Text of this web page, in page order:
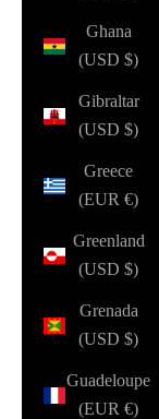
Ghana
(USD $)
Gibraltar
(USD $)
Greece
(EUR €)
Greenland
(USD $)
Grenada
(USD $)
Guadeloupe
(EUR €)